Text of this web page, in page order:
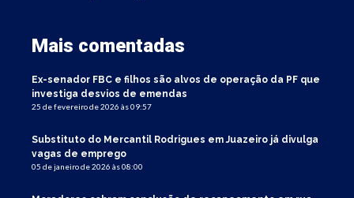
Mais comentadas
Ex-senador FBC e filhos são alvos de operação da PF que
investiga desvios de emendas
25 de fevereiro de 2026 às 09:57
Substituto do Mercantil Rodrigues em Juazeiro já divulga
vagas de emprego
05 de janeiro de 2026 às 08:00